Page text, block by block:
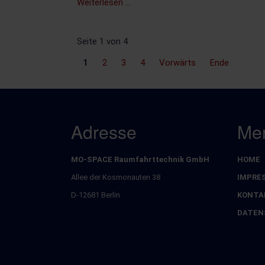
Weiterlesen …
und
QKD-
Leap
Adlershof
am
Seite 1 von 4
1
2 3 4 Vorwärts Ende
Adresse
MO-SPACE Raumfahrttechnik GmbH
Allee der Kosmonauten 38
D-12681 Berlin
HOME